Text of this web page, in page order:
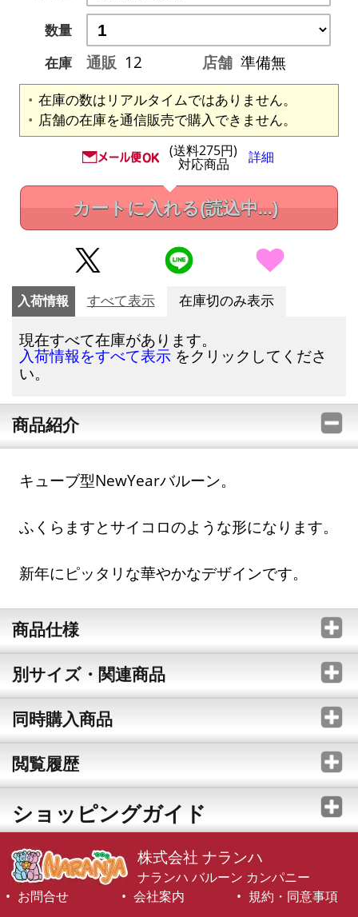
数量
在庫
通販 12 店舗 準備無
在庫の数はリアルタイムではありません。
店舗の在庫を通信販売で購入できません。
(送料275円)
対応商品 詳細
カートに入れる(読込中...)
入荷情報 すべて表示 在庫切のみ表示
現在すべて在庫があります。
入荷情報をすべて表示 をクリックしてくださ
い。
商品紹介
キューブ型NewYearバルーン。
ふくらますとサイコロのような形になります。
新年にピッタリな華やかなデザインです。
商品仕様
別サイズ・関連商品
同時購入商品
閲覧履歴
ショッピングガイド
株式会社 ナランハ
ナランハ バルーン カンパニー
お問合せ
会社案内
規約・同意事項